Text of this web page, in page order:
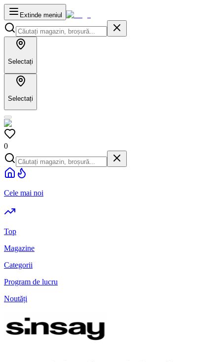
Extinde meniul
Selectați
Selectați
0
Cele mai noi
Top
Magazine
Categorii
Program de lucru
Noutăți